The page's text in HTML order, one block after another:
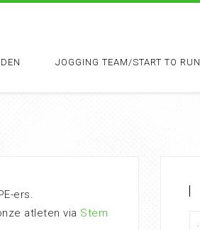
JOGGING TEAM/START TO RUN
ers.
atleten via Stem